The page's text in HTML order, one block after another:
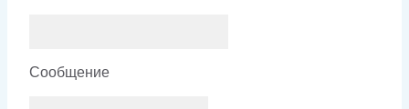
Сообщение